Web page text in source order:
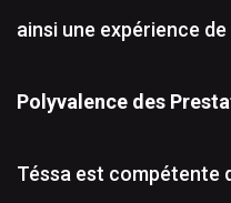
ainsi une expérience
Polyvalence des
Téssa est compétente